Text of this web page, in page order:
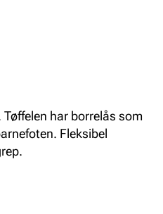
har borrelås som
Fleksibel